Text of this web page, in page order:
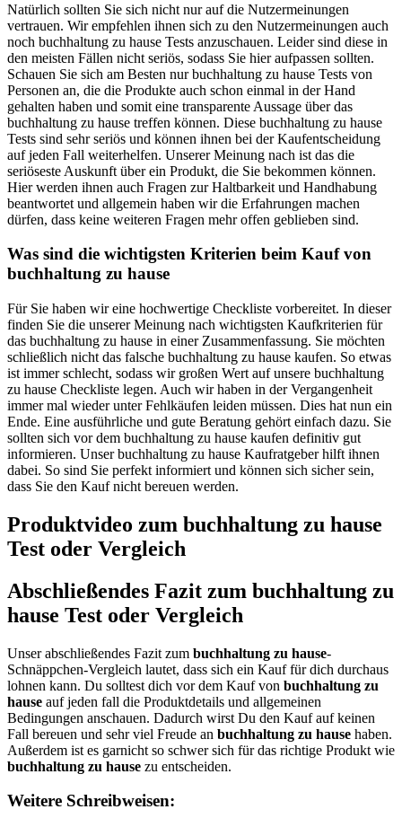
Natürlich sollten Sie sich nicht nur auf die Nutzermeinungen
vertrauen. Wir empfehlen ihnen sich zu den Nutzermeinungen auch
noch buchhaltung zu hause Tests anzuschauen. Leider sind diese in
den meisten Fällen nicht seriös, sodass Sie hier aufpassen sollten.
Schauen Sie sich am Besten nur buchhaltung zu hause Tests von
Personen an, die die Produkte auch schon einmal in der Hand
gehalten haben und somit eine transparente Aussage über das
buchhaltung zu hause treffen können. Diese buchhaltung zu hause
Tests sind sehr seriös und können ihnen bei der Kaufentscheidung
auf jeden Fall weiterhelfen. Unserer Meinung nach ist das die
seriöseste Auskunft über ein Produkt, die Sie bekommen können.
Hier werden ihnen auch Fragen zur Haltbarkeit und Handhabung
beantwortet und allgemein haben wir die Erfahrungen machen
dürfen, dass keine weiteren Fragen mehr offen geblieben sind.
Was sind die wichtigsten Kriterien beim Kauf von
buchhaltung zu hause
Für Sie haben wir eine hochwertige Checkliste vorbereitet. In dieser
finden Sie die unserer Meinung nach wichtigsten Kaufkriterien für
das buchhaltung zu hause in einer Zusammenfassung. Sie möchten
schließlich nicht das falsche buchhaltung zu hause kaufen. So etwas
ist immer schlecht, sodass wir großen Wert auf unsere buchhaltung
zu hause Checkliste legen. Auch wir haben in der Vergangenheit
immer mal wieder unter Fehlkäufen leiden müssen. Dies hat nun ein
Ende. Eine ausführliche und gute Beratung gehört einfach dazu. Sie
sollten sich vor dem buchhaltung zu hause kaufen definitiv gut
informieren. Unser buchhaltung zu hause Kaufratgeber hilft ihnen
dabei. So sind Sie perfekt informiert und können sich sicher sein,
dass Sie den Kauf nicht bereuen werden.
Produktvideo zum buchhaltung zu hause
Test oder Vergleich
Abschließendes Fazit zum buchhaltung zu
hause Test oder Vergleich
Unser abschließendes Fazit zum buchhaltung zu hause-
Schnäppchen-Vergleich lautet, dass sich ein Kauf für dich durchaus
lohnen kann. Du solltest dich vor dem Kauf von buchhaltung zu
hause auf jeden fall die Produktdetails und allgemeinen
Bedingungen anschauen. Dadurch wirst Du den Kauf auf keinen
Fall bereuen und sehr viel Freude an buchhaltung zu hause haben.
Außerdem ist es garnicht so schwer sich für das richtige Produkt wie
buchhaltung zu hause zu entscheiden.
Weitere Schreibweisen: